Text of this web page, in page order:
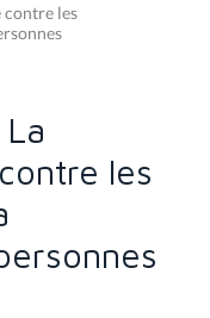
contre les
les